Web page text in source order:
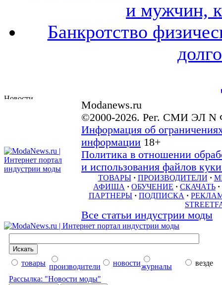
и мужчин,
Банкротство
Modanews.ru
©2000-2026. Рег. СМИ ЭЛ N
Информация об
информации 18+
Политика в отношении
и использования файлов
ТОВАРЫ · ПРОИЗВОДИТЕЛИ ·
АФИША · ОБУЧЕНИЕ · СКАЧАТЬ ·
ПАРТНЕРЫ · ПОДПИСКА ·
Все статьи индустрии моды
товары производители новостижурналы
везде
Рассылка: "Новости моды"